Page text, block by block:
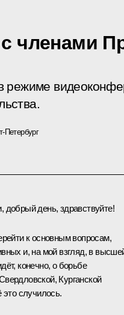
членами
режиме
Петербург
добрый день, здравствуйте!
к основным вопросам,
и, на мой взгляд, в
конечно, о борьбе
Курганской
это случилось.